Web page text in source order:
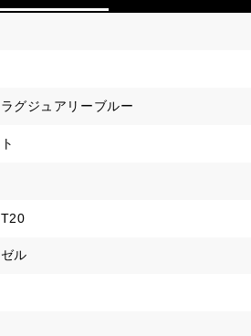
グジュアリーブルー
ル